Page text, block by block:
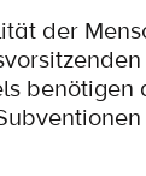
der
benötigen